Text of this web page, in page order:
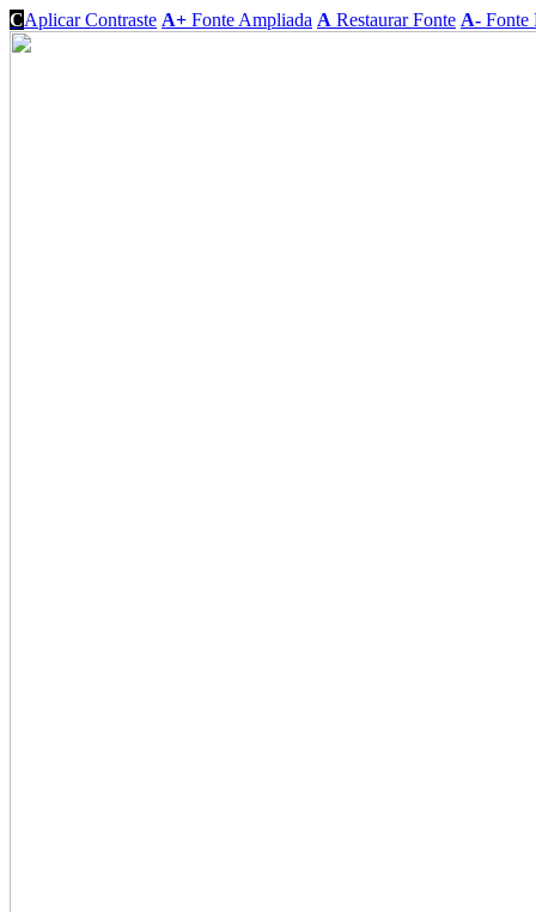
CAplicar Contraste A+ Fonte Ampliada A Restaurar Fonte A- Fonte